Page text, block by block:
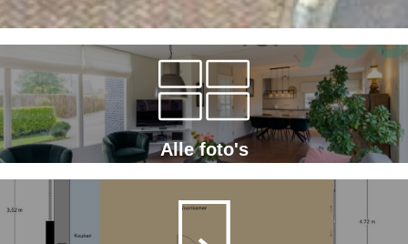
Alle foto's